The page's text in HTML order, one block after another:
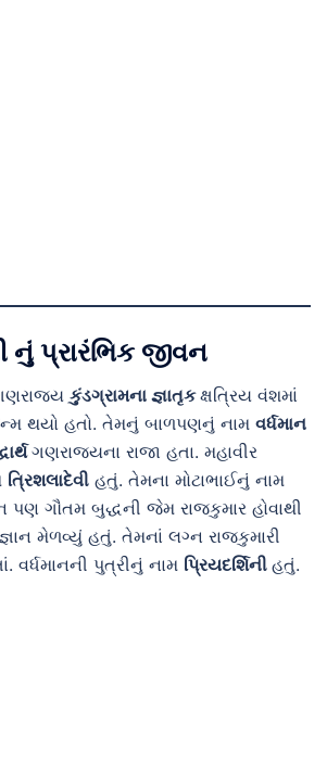
નું પ્રારંભિક જીવન
કુંડગ્રામના જ્ઞાતૃકક્ષત્રિય વંશમાં
થયો હતો. તેમનું બાળપણનું નામ વર્ધમાન
ગણરાજ્યના રાજા હતા. મહાવીર
ત્રિશલાદેવી હતું. તેમના મોટાભાઈનું નામ
પણ ગૌતમ બુદ્ધની જેમ રાજકુમાર હોવાથી
મેળવ્યું હતું. તેમનાં લગ્ન રાજકુમારી
વર્ધમાનની પુત્રીનું નામ પ્રિયદર્શિની હતું.